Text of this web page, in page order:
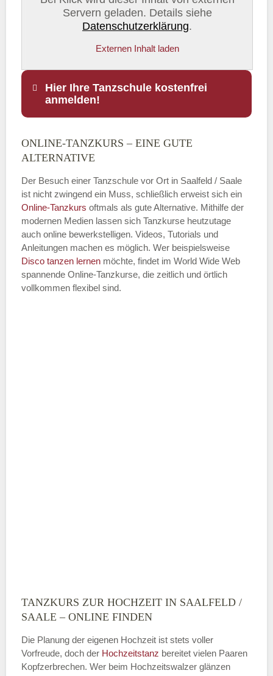
Servern geladen. Details siehe
Datenschutzerklärung.
Externen Inhalt laden
Hier Ihre Tanzschule kostenfrei
anmelden!
Name
E-Mail*
Name der Tanzschule
Montag
—
ONLINE-TANZKURS – EINE GUTE
ALTERNATIVE
Der Besuch einer Tanzschule vor Ort in Saalfeld / Saale
ist nicht zwingend ein Muss, schließlich erweist sich ein
Online-Tanzkurs oftmals als gute Alternative. Mithilfe der
modernen Medien lassen sich Tanzkurse heutzutage
auch online bewerkstelligen. Videos, Tutorials und
Anleitungen machen es möglich. Wer beispielsweise
Disco tanzen lernen möchte, findet im World Wide Web
spannende Online-Tanzkurse, die zeitlich und örtlich
vollkommen flexibel sind.
TANZKURS ZUR HOCHZEIT IN SAALFELD /
SAALE – ONLINE FINDEN
Die Planung der eigenen Hochzeit ist stets voller
Vorfreude, doch der Hochzeitstanz bereitet vielen Paaren
Kopfzerbrechen. Wer beim Hochzeitswalzer glänzen